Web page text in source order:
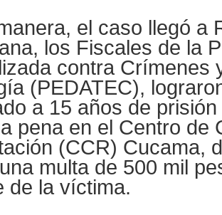
el caso llegó a
los Fiscales de la
contra Crímenes
(PEDATEC),
a 15 años de
pena en el Centro de
(CCR) Cucama,
multa de 500 mil
de la víctima.